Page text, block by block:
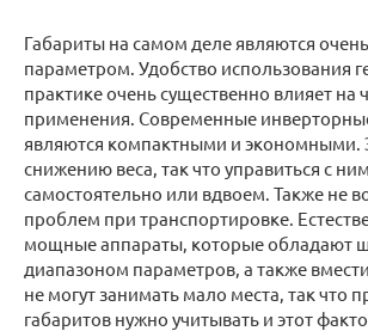
Габариты на самом деле являются
параметром. Удобство использования
практике очень существенно влияет на
применения. Современные
являются компактными и экономными.
снижению веса, так что управиться с
самостоятельно или вдвоем. Также не
проблем при транспортировке.
мощные аппараты, которые обладают
диапазоном параметров, а также
не могут занимать мало места, так что
габаритов нужно учитывать и этот